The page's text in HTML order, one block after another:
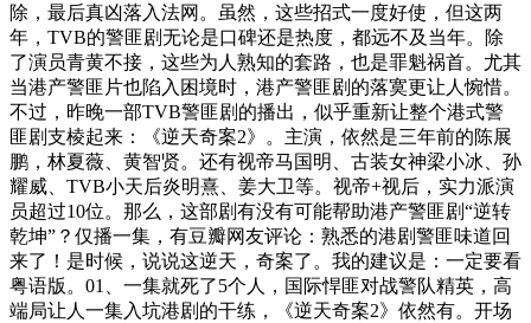
除，最后真凶落入法网。虽然，这些招式一度好使，但这两
年，TVB的警匪剧无论是口碑还是热度，都远不及当年。除
了演员青黄不接，这些为人熟知的套路，也是罪魁祸首。尤其
当港产警匪片也陷入困境时，港产警匪剧的落寞更让人惋惜。
不过，昨晚一部TVB警匪剧的播出，似乎重新让整个港式警
匪剧支棱起来：《逆天奇案2》。主演，依然是三年前的陈展
鹏，林夏薇、黄智贤。还有视帝马国明、古装女神梁小冰、孙
耀威、TVB小天后炎明熹、姜大卫等。视帝+视后，实力派演
员超过10位。那么，这部剧有没有可能帮助港产警匪剧“逆转
乾坤”？仅播一集，有豆瓣网友评论：熟悉的港剧警匪味道回
来了！是时候，说说这逆天，奇案了。我的建议是：一定要看
粤语版。01、一集就死了5个人，国际悍匪对战警队精英，高
端局让人一集入坑港剧的干练，《逆天奇案2》依然有。开场